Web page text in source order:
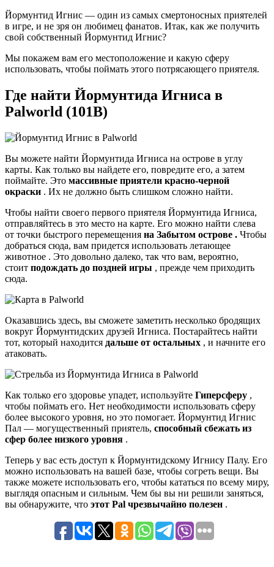
Йормунтид Игнис — один из самых смертоносных приятелей
в игре, и не зря он любимец фанатов. Итак, как же получить
свой собственный Йормунтид Игнис?
Мы покажем вам его местоположение и какую сферу
использовать, чтобы поймать этого потрясающего приятеля.
Где найти Йормунтида Игниса в
Palworld (101B)
Вы можете найти Йормунтида Игниса на острове в углу
карты. Как только вы найдете его, повредите его, а затем
поймайте. Это массивные приятели красно-черной
окраски . Их не должно быть слишком сложно найти.
Чтобы найти своего первого приятеля Йормунтида Игниса,
отправляйтесь в это место на карте. Его можно найти слева
от точки быстрого перемещения на Забытом острове . Чтобы
добраться сюда, вам придется использовать летающее
животное . Это довольно далеко, так что вам, вероятно,
стоит подождать до поздней игры , прежде чем приходить
сюда.
Оказавшись здесь, вы сможете заметить несколько бродящих
вокруг Йормунтидских друзей Игниса. Постарайтесь найти
тот, который находится дальше от остальных , и начните его
атаковать.
Как только его здоровье упадет, используйте Гиперсферу ,
чтобы поймать его. Нет необходимости использовать сферу
более высокого уровня, но это помогает. Йормунтид Игнис
Пал — могущественный приятель, способный сбежать из
сфер более низкого уровня .
Теперь у вас есть доступ к Йормунтидскому Игнису Палу. Его
можно использовать на вашей базе, чтобы согреть вещи. Вы
также можете использовать его, чтобы кататься по всему миру,
выглядя опасным и сильным. Чем бы вы ни решили заняться,
вы обнаружите, что этот Pal чрезвычайно полезен .